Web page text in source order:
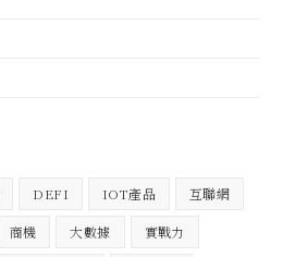
DEFI IOT產品 互聯網
商機 大數據 實戰力